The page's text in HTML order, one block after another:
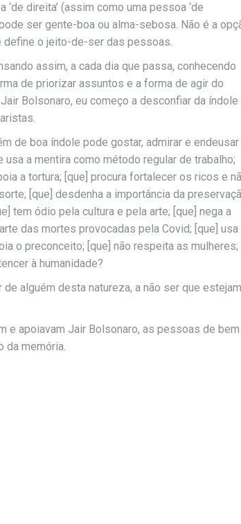
‘de direita’ (assim como uma pessoa ‘de
ser gente-boa ou alma-sebosa. Não é a
define o jeito-de-ser das pessoas.
assim, a cada dia que passa, conhecendo
de priorizar assuntos e a forma de agir do
Bolsonaro, eu começo a desconfiar da índole
de boa índole pode gostar, admirar e endeusar
usa a mentira como método regular de trabalho;
a tortura; [que] procura fortalecer os ricos e
[que] desdenha a importância da
tem ódio pela cultura e pela arte; [que] nega a
das mortes provocadas pela Covid; [que] usa
o preconceito; [que] não respeita as mulheres;
à humanidade?
alguém desta natureza, a não ser que estejam
e apoiavam Jair Bolsonaro, as pessoas de bem
da memória.